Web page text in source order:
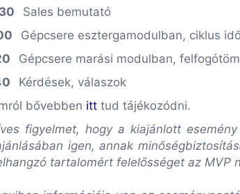
Sales bemutató
Gépcsere esztergamodulban, ciklus
Gépcsere marási modulban,
Kérdések, válaszok
bővebben itt tud tájékozódni.
figyelmet, hogy a kiajánlott
igen, annak
tartalomért felelősséget az MVP